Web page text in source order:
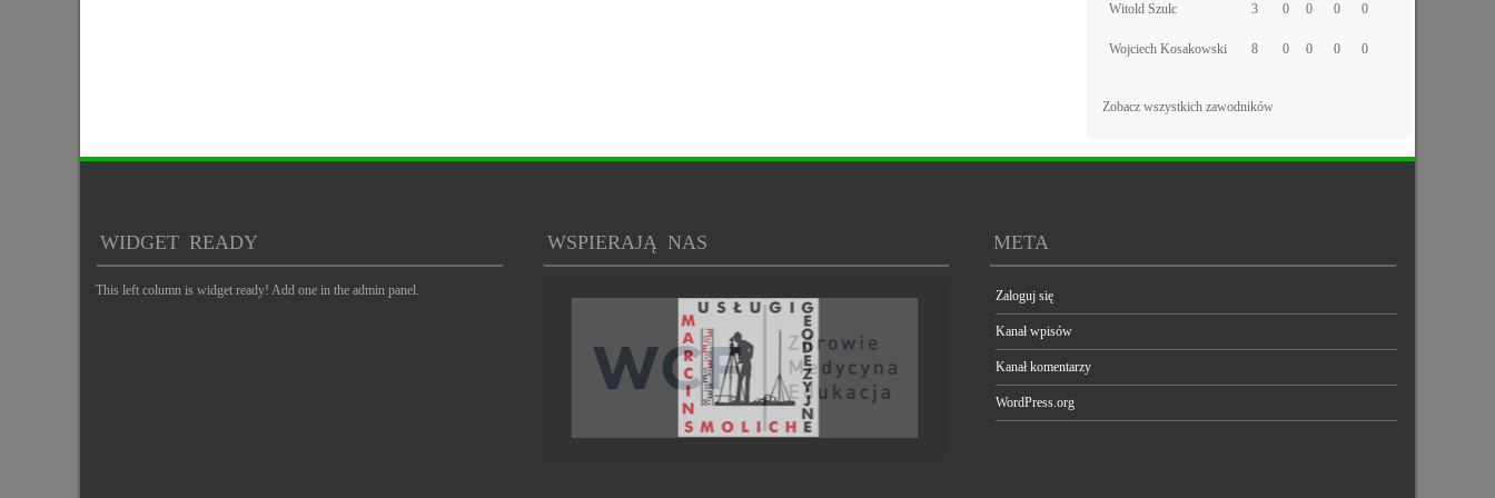
Witold Szulc 3 0 0 0 0
Wojciech Kosakowski 8 0 0 0 0
Zobacz wszystkich zawodników
WIDGET READY
This left column is widget ready! Add one in the admin panel.
WSPIERAJĄ NAS META
Zaloguj się
Kanał wpisów
Kanał komentarzy
WordPress.org